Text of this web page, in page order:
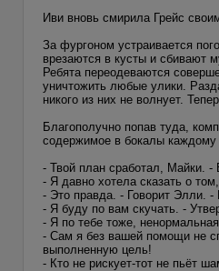
Иви вновь смирила Грейс
За фургоном устраивается
врезаются в кусты и сбивают
Ребята переодеваются
уничтожить любые улики.
никого из них не волнует.
Благополучно попав туда,
содержимое в бокалы каждому
- Твой план сработал, Майки. -
- Я давно хотела сказать о
- Это правда. - Говорит Элли.
- Я буду по вам скучать. -
- Я по тебе тоже,
- Сам я без вашей помощи не
выполненную цель!
- Кто не рискует-тот не пьёт